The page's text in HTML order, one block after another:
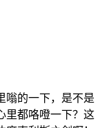
嗡的一下，是不是
里都咯噔一下？这